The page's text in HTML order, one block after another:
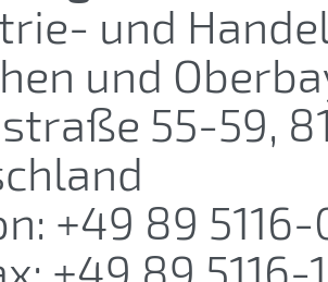
und
und
55-59,
+49 89 5116-
+49 89 5116-